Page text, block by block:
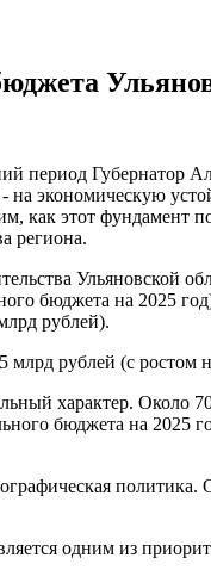
период Губернатор
на экономическую
как этот фундамент
региона.
Ульяновской
бюджета на 2025
рублей).
рублей (с
характер. Около
бюджета на 2025
одним из